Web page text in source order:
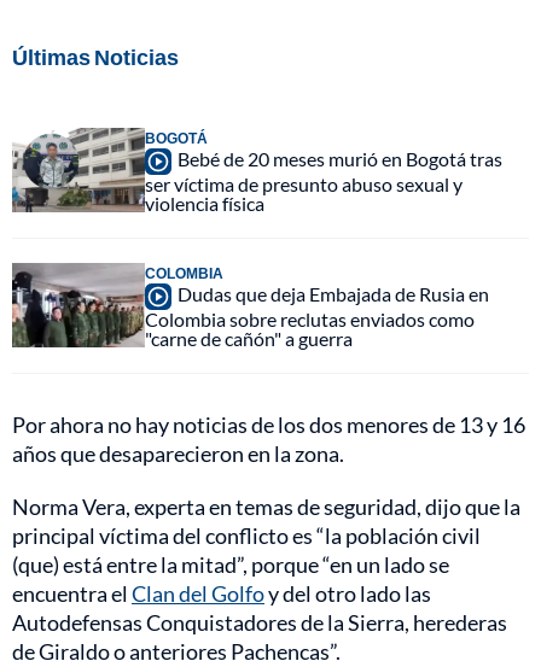
Últimas Noticias
BOGOTÁ
Bebé de 20 meses murió en Bogotá tras
ser víctima de presunto abuso sexual y
violencia física
COLOMBIA
Dudas que deja Embajada de Rusia en
Colombia sobre reclutas enviados como
"carne de cañón" a guerra
Por ahora no hay noticias de los dos menores de 13 y 16
años que desaparecieron en la zona.
Norma Vera, experta en temas de seguridad, dijo que la
principal víctima del conflicto es “la población civil
(que) está entre la mitad”, porque “en un lado se
encuentra elClan del Golfoy del otro lado las
Autodefensas Conquistadores de la Sierra, herederas
de Giraldo o anteriores Pachencas”.